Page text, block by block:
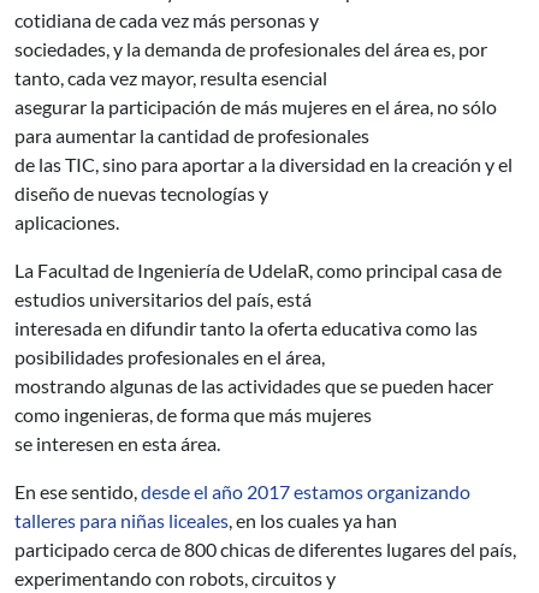
cotidiana de cada vez más personas y
sociedades, y la demanda de profesionales del área es, por
tanto, cada vez mayor, resulta esencial
asegurar la participación de más mujeres en el área, no sólo
para aumentar la cantidad de profesionales
de las TIC, sino para aportar a la diversidad en la creación y el
diseño de nuevas tecnologías y
aplicaciones.
La Facultad de Ingeniería de UdelaR, como principal casa de
estudios universitarios del país, está
interesada en difundir tanto la oferta educativa como las
posibilidades profesionales en el área,
mostrando algunas de las actividades que se pueden hacer
como ingenieras, de forma que más mujeres
se interesen en esta área.
En ese sentido,desde el año 2017 estamos organizando
talleres para niñas liceales, en los cuales ya han
participado cerca de 800 chicas de diferentes lugares del país,
experimentando con robots, circuitos y